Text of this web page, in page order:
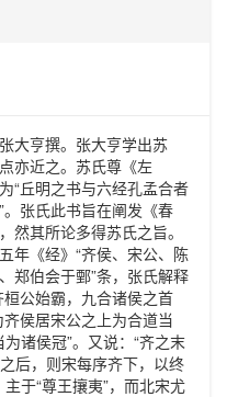
大亨撰。张大亨学出苏
亦近之。苏氏尊《左
“丘明之书与六经孔孟合者
。张氏此书旨在阐发《春
然其所论多得苏氏之旨。
年《经》“齐侯、宋公、陈
郑伯会于鄄”条，张氏解释
桓公始霸，九合诸侯之首
齐侯居宋公之上为合道当
诸侯冠”。又说：“齐之末
后，则宋每序齐下，以终
于“尊王攘夷”，而北宋尤